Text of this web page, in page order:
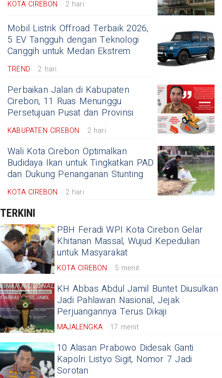
KOTA CIREBON 2 hari
Mobil Listrik Offroad Terbaik 2026,
5 EV Tangguh dengan Teknologi
Canggih untuk Medan Ekstrem
TREND 2 hari
Perbaikan Jalan di Kabupaten
Cirebon, 11 Ruas Menunggu
Persetujuan Pusat dan Provinsi
KABUPATEN CIREBON 2 hari
Wali Kota Cirebon Optimalkan
Budidaya Ikan untuk Tingkatkan PAD
dan Dukung Penanganan Stunting
KOTA CIREBON 2 hari
TERKINI
PBH Feradi WPI Kota Cirebon Gelar
Khitanan Massal, Wujud Kepedulian
untuk Masyarakat
KOTA CIREBON 5 menit
KH Abbas Abdul Jamil Buntet Diusulkan
Jadi Pahlawan Nasional, Jejak
Perjuangannya Terus Dikaji
MAJALENGKA 17 menit
10 Alasan Prabowo Didesak Ganti
Kapolri Listyo Sigit, Nomor 7 Jadi
Sorotan